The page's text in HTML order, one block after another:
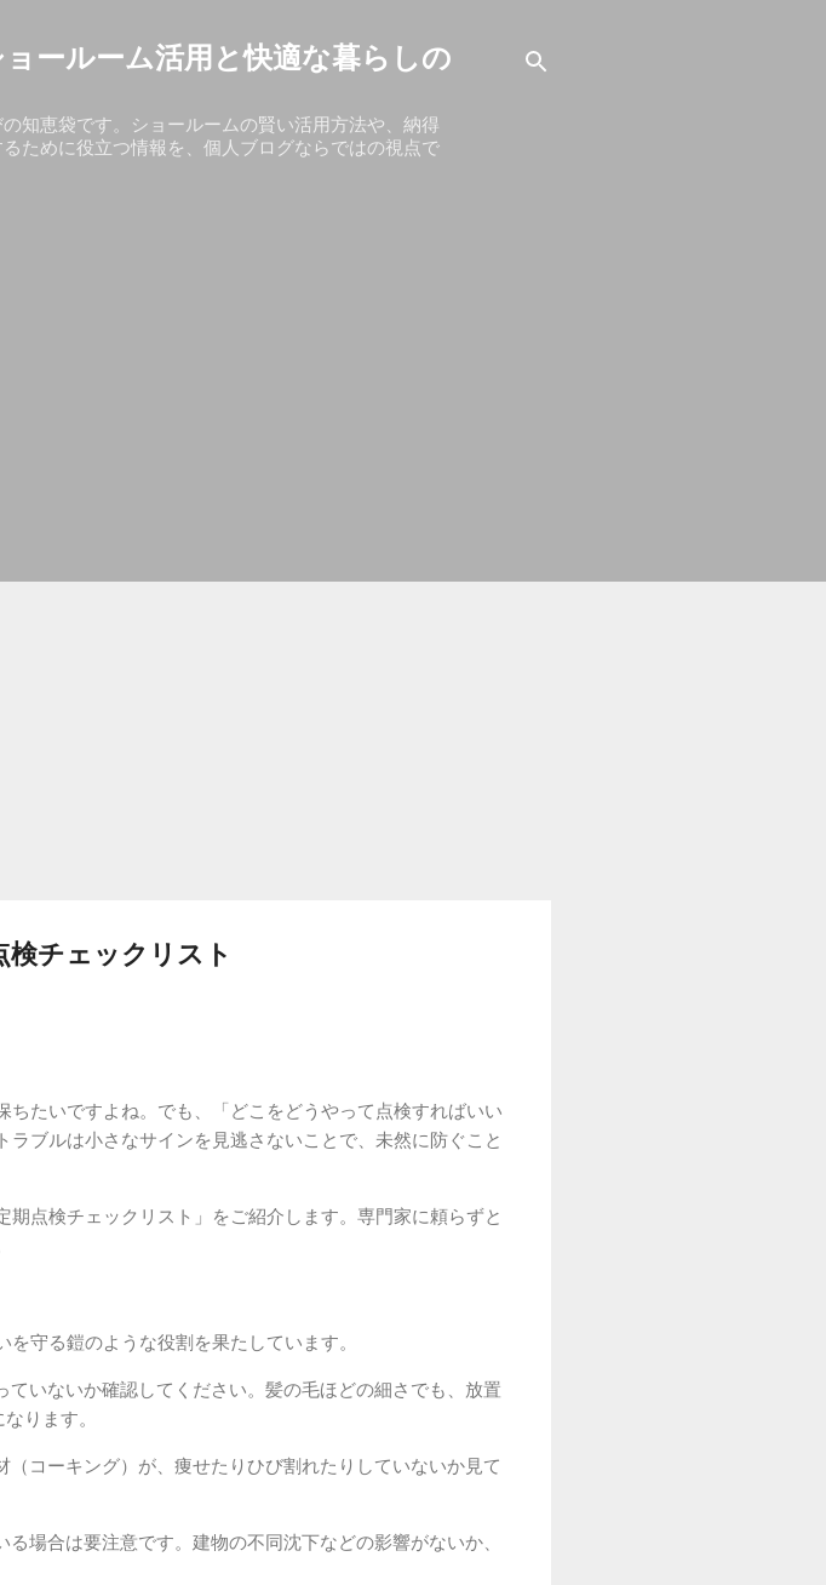
ールーム活用と快適な暮らしの
知恵袋です。ショールームの賢い活用方法や、納得
ために役立つ情報を、個人ブログならではの視点で
チェックリスト
たいですよね。でも、「どこをどうやって点検すればいい
ブルは小さなサインを見逃さないことで、未然に防ぐこと
点検チェックリスト」をご紹介します。専門家に頼らずと
守る鎧のような役割を果たしています。
ていないか確認してください。髪の毛ほどの細さでも、放置
ります。
（コーキング）が、痩せたりひび割れたりしていないか見て
場合は要注意です。建物の不同沈下などの影響がないか、